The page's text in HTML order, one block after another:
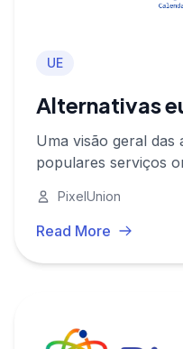
UE
Alternativas
Uma visão geral das
populares serviços
UE e na soberania
PixelUnion
Read More